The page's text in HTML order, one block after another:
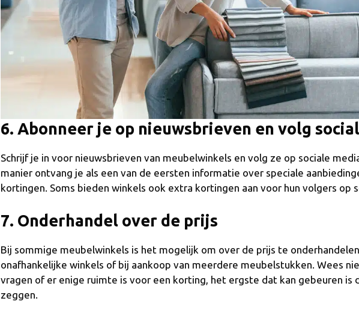
6. Abonneer je op nieuwsbrieven en volg
Schrijf je in voor nieuwsbrieven van meubelwinkels en volg ze op sociale
manier ontvang je als een van de eersten informatie over speciale
kortingen. Soms bieden winkels ook extra kortingen aan voor hun volgers op
7. Onderhandel over de prijs
Bij sommige meubelwinkels is het mogelijk om over de prijs te
onafhankelijke winkels of bij aankoop van meerdere meubelstukken. Wees
vragen of er enige ruimte is voor een korting, het ergste dat kan gebeuren is
zeggen.